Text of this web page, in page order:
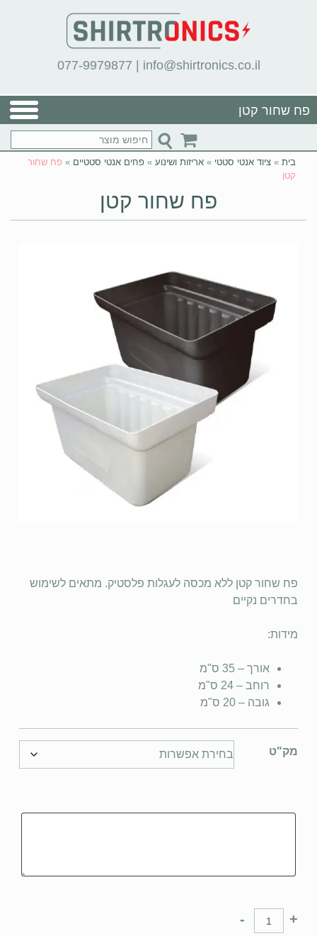
077-9979877 | info@shirtronics.co.il
פח שחור קטן
בית » ציוד אנטי סטטי » אריזות ושינוע » פחים אנטי סטטיים » פח שחור
קטן
פח שחור קטן
פח שחור קטן ללא מכסה לעגלות פלסטיק. מתאים לשימוש
בחדרים נקיים
מידות:
אורך – 35 ס"מ
רוחב – 24 ס"מ
גובה – 20 ס"מ
מק"ט
+
-